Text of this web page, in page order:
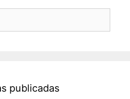
publicadas